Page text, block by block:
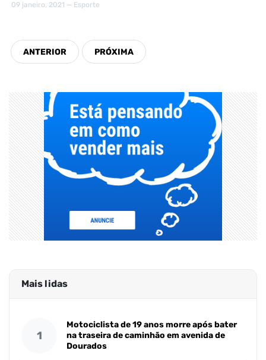
09 janeiro, 2021 — Esporte
Mais lidas
1
Motociclista de 19 anos morre após bater
na traseira de caminhão em avenida de
Dourados